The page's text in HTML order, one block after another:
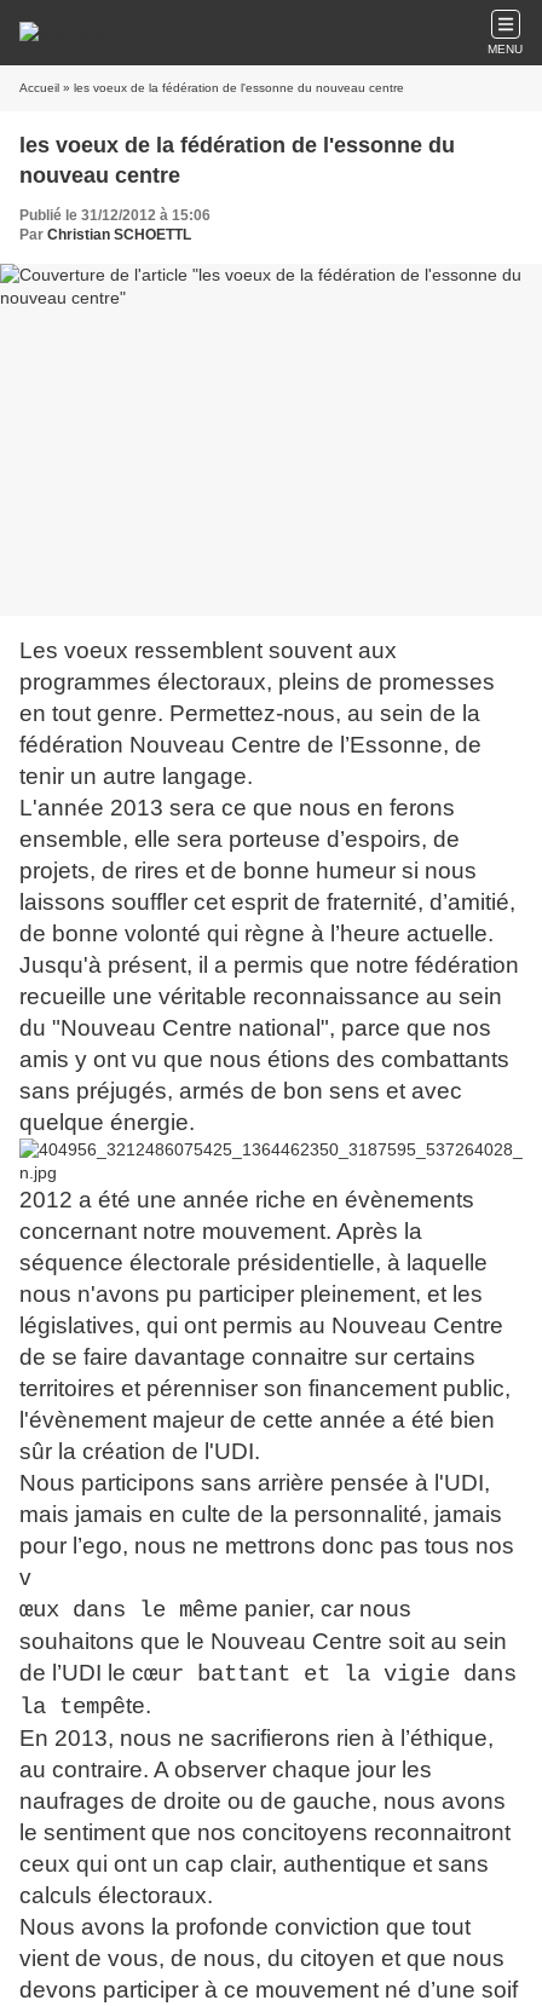
MENU
Accueil » les voeux de la fédération de l'essonne du nouveau centre
les voeux de la fédération de l'essonne du
nouveau centre
Publié le 31/12/2012 à 15:06
Par Christian SCHOETTL
Les voeux ressemblent souvent aux
programmes électoraux, pleins de promesses
en tout genre. Permettez-nous, au sein de la
fédération Nouveau Centre de l’Essonne, de
tenir un autre langage.
L'année 2013 sera ce que nous en ferons
ensemble, elle sera porteuse d’espoirs, de
projets, de rires et de bonne humeur si nous
laissons souffler cet esprit de fraternité, d’amitié,
de bonne volonté qui règne à l’heure actuelle.
Jusqu'à présent, il a permis que notre fédération
recueille une véritable reconnaissance au sein
du "Nouveau Centre national", parce que nos
amis y ont vu que nous étions des combattants
sans préjugés, armés de bon sens et avec
quelque énergie.
2012 a été une année riche en évènements
concernant notre mouvement. Après la
séquence électorale présidentielle, à laquelle
nous n'avons pu participer pleinement, et les
législatives, qui ont permis au Nouveau Centre
de se faire davantage connaitre sur certains
territoires et pérenniser son financement public,
l'évènement majeur de cette année a été bien
sûr la création de l'UDI.
Nous participons sans arrière pensée à l'UDI,
mais jamais en culte de la personnalité, jamais
pour l’ego, nous ne mettrons donc pas tous nos
v
œux dans le même panier, car nous
souhaitons que le Nouveau Centre soit au sein
de l’UDI le cœur battant et la vigie dans
la tempête.
En 2013, nous ne sacrifierons rien à l’éthique,
au contraire. A observer chaque jour les
naufrages de droite ou de gauche, nous avons
le sentiment que nos concitoyens reconnaitront
ceux qui ont un cap clair, authentique et sans
calculs électoraux.
Nous avons la profonde conviction que tout
vient de vous, de nous, du citoyen et que nous
devons participer à ce mouvement né d’une soif